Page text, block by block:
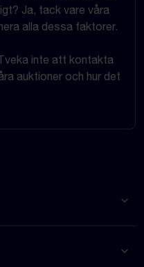
Ja, tack vare våra
alla dessa faktorer.
inte att kontakta
auktioner och hur det